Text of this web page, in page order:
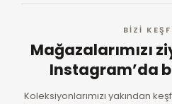
BİZİ
Mağazalarımızı
Instagram’da
Koleksiyonlarımızı yakından